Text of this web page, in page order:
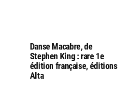
Danse Macabre, de
Stephen King : rare 1e
édition française, éditions
Alta